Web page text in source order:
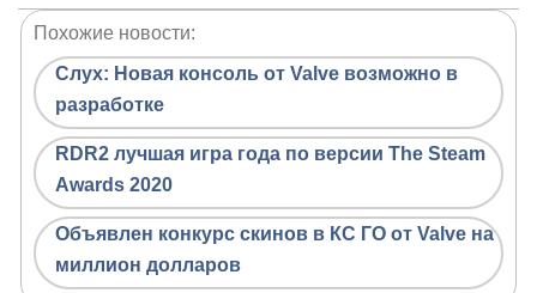
Похожие новости:
Слух: Новая консоль от Valve возможно в
разработке
RDR2 лучшая игра года по версии The Steam
Awards 2020
Объявлен конкурс скинов в КС ГО от Valve на
миллион долларов